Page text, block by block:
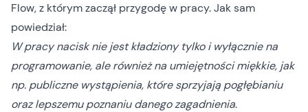
Flow, z którym zaczął przygodę w pracy. Jak sam
powiedział:
W pracy nacisk nie jest kładziony tylko i wyłącznie na
programowanie, ale również na umiejętności miękkie, jak
np. publiczne wystąpienia, które sprzyjają pogłębianiu
oraz lepszemu poznaniu danego zagadnienia.